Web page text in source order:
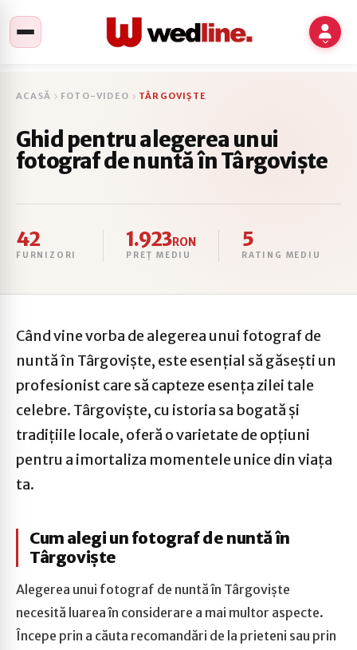
ACASĂ FOTO-VIDEO TÂRGOVIȘTE
Ghid pentru alegerea unui
fotograf de nuntă în Târgoviște
42
FURNIZORI
1.923RON
PREȚ MEDIU
5
RATING MEDIU
Când vine vorba de alegerea unui fotograf de
nuntă în Târgoviște, este esențial să găsești un
profesionist care să capteze esența zilei tale
celebre. Târgoviște, cu istoria sa bogată și
tradițiile locale, oferă o varietate de opțiuni
pentru a imortaliza momentele unice din viața
ta.
Cum alegi un fotograf de nuntă în
Târgoviște
Alegerea unui fotograf de nuntă în Târgoviște
necesită luarea în considerare a mai multor aspecte.
Începe prin a căuta recomandări de la prieteni sau prin